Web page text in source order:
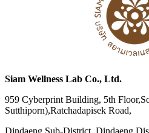
Siam Wellness Lab Co., Ltd.
959 Cyberprint Building, 5th
Sutthiporn),Ratchadapisek Road,
Dindaeng Sub-District, Dindaeng